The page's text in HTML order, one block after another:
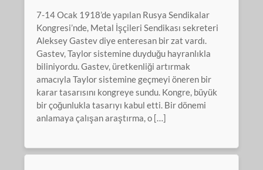
7-14 Ocak 1918’de yapılan Rusya Sendikalar
Kongresi’nde, Metal İşçileri Sendikası sekreteri
Aleksey Gastev diye enteresan bir zat vardı.
Gastev, Taylor sistemine duyduğu hayranlıkla
biliniyordu. Gastev, üretkenliği artırmak
amacıyla Taylor sistemine geçmeyi öneren bir
karar tasarısını kongreye sundu. Kongre, büyük
bir çoğunlukla tasarıyı kabul etti. Bir dönemi
anlamaya çalışan araştırma, o […]